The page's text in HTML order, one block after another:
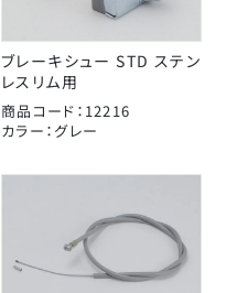
ブレーキシュー STD ステン
レスリム用
商品コード：12216
カラー：グレー